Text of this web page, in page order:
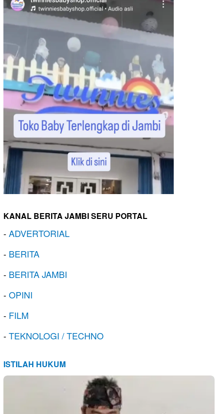
KANAL BERITA JAMBI SERU PORTAL
-ADVERTORIAL
- BERITA
- BERITA JAMBI
-OPINI
- FILM
-TEKNOLOGI / TECHNO
ISTILAH HUKUM